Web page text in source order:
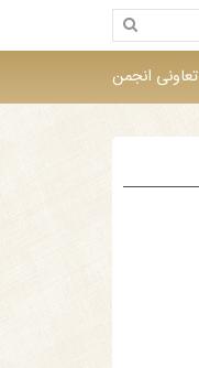
تعاونی انجمن